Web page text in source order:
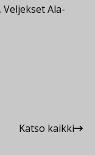
Veljekset Ala-
Katso kaikki